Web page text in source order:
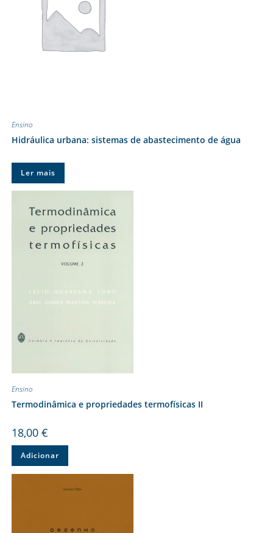
Ensino
Hidráulica urbana: sistemas de abastecimento de água
Ler mais
Ensino
Termodinâmica e propriedades termofísicas II
18,00 €
Adicionar